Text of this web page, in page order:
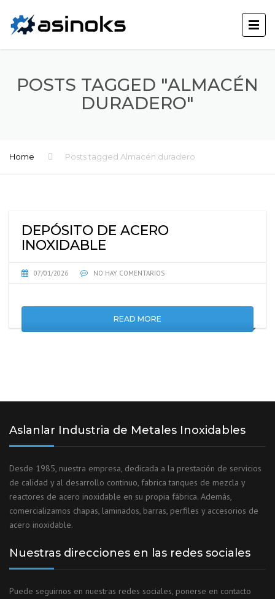
POSTS TAGGED "ALMACÉN
DURADERO"
Home Posts tagged Almacén duradero
DEPÓSITO DE ACERO
INOXIDABLE
07/01/2026 NO HAY COMENTARIOS
READ MORE
Aslanlar Industria de Metales Inoxidables
Desde 1985, nuestra empresa, dedicada a la prestación de servicios
de calidad y al desarrollo continuo, fabrica tanques de mezcla y
reactores de acero inoxidable en su propia fábrica. Además,
comercializamos chapas, laminados, barras, perfiles y accesorios de
acero inoxidable.
Nuestras direcciones en las redes sociales
Puede seguirnos en nuestras redes sociales, ponerse en contacto